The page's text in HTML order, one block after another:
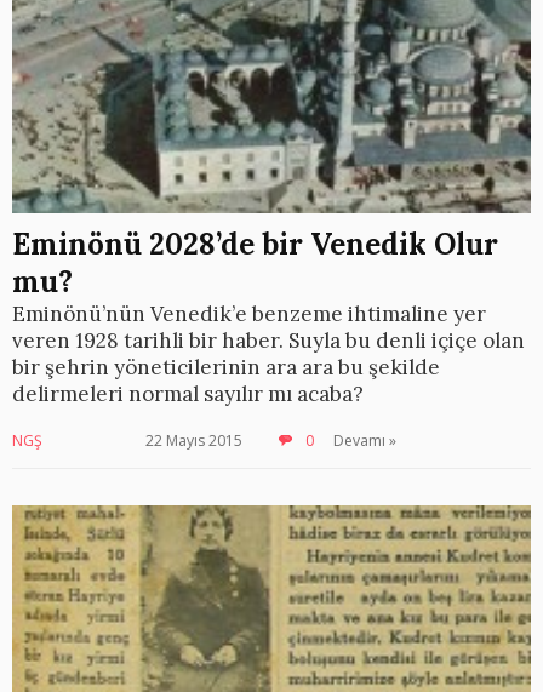
Eminönü 2028’de bir Venedik Olur
mu?
Eminönü’nün Venedik’e benzeme ihtimaline yer
veren 1928 tarihli bir haber. Suyla bu denli içiçe olan
bir şehrin yöneticilerinin ara ara bu şekilde
delirmeleri normal sayılır mı acaba?
NGŞ 22 Mayıs 2015 0 Devamı »